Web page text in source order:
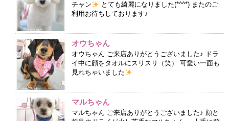
チャン
とても綺麗になりました(*^^*) またのご
利用お待ちしております♪
オウちゃん
オウちゃん ご来店ありがとうございました♪ ドラ
イ中に顔をタオルにスリスリ（笑） 可愛い一面も
見れちゃいました
マルちゃん
マルちゃん ご来店ありがとうございました♪ 顔と